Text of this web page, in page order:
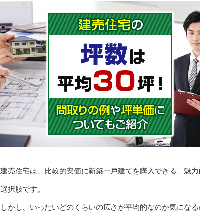
建売住宅は、比較的安価に新築一戸建てを購入できる、魅力
選択肢です。
しかし、いったいどのくらいの広さが平均的なのか気にな